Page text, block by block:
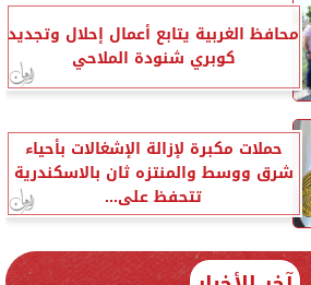
محافظ الغربية يتابع أعمال إحلال وتجديد
كوبري شنودة الملاحي
حملات مكبرة لإزالة الإشغالات بأحياء
شرق ووسط والمنتزه ثان بالاسكندرية
تتحفظ على...